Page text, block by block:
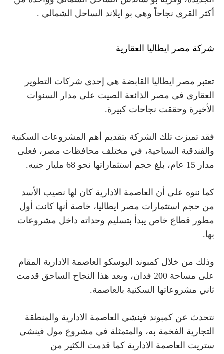
أكثر القرى نجاحاً وهي بو ايلاند الساحل الشمالي .
شركة مصر ايطاليا العقارية
تعتبر مصر ايطاليا القابضة هي إحدى شركات التطوير
العقارى فى مصر الذائعة الصيت على مدار السنوات
الأخيرة وحققت نجاحات كبيرة.
فقد تميزت تلك الشركة بتقديم أهم المشروعات السكنية
والفندقية السياحية، في مختلف محافظات مصر، فعلى
مدار 15 عام، بلغ حجم استثماراتها نحو 68 مليار جنيه.
كما ننوه على أن العاصمة الادارية كان لها نصيب الأسد
من حجم استثمارات مصر ايطاليا، خاصة أنها كانت أول
مطور قطاع خاص يبدأ بتسليم وحداته داخل مشروعات
بها.
وذلك من خلال كمبوند البوسكو العاصمة الادارية المقام
على مساحة 200 فدان، وبعد هذا النجاح الساحق قدمت
ثاني مشروعاتها السكنية بالعاصمة.
نتحدث عن كمبوند فينشي العاصمة الادارية والمنطقة
التجارية الفخمة به، والمتمثلة في مشروع مول فينشي
ستريت العاصمة الادارية كما قدمت الكثير من